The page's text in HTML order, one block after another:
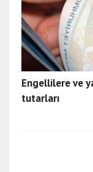
Engellilere ve
tutarları